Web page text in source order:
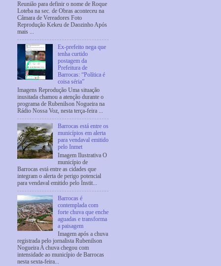
Reunião para definir o nome de Roque
Loteba na sec. de Obras aconteceu na
Câmara de Vereadores Foto
Reprodução Kekeu de Daozinho Após
mais ...
Ex-prefeito nega que
tenha curtido
postagem da
Prefeitura de
Barrocas: “Política é
coisa séria”
Imagens Reprodução Uma situação
inusitada chamou a atenção durante o
programa de Rubenilson Nogueira na
Rádio Nossa Voz, nesta terça-feira ...
Barrocas está entre os
municípios em alerta
para vendaval emitido
pelo Inmet
Imagem Ilustrativa O
município de
Barrocas está entre as cidades que
integram o alerta de perigo potencial
para vendaval emitido pelo Instit...
Barrocas é
contemplada com
forte chuva que enche
aguadas e transforma
a paisagem
Imagem após a chuva
registrada pelo jornalista Rubenilson
Nogueira A chuva chegou com
intensidade ao município de Barrocas
nesta sexta-feira...